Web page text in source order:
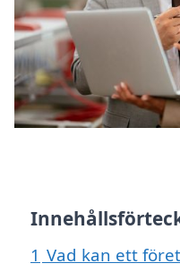
1 Vad kan ett